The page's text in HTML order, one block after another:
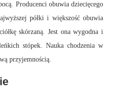
Producenci obuwia dziecięcego
półki i większość obuwia
skórzaną. Jest ona wygodna i
stópek. Nauka chodzenia w
przyjemnością.